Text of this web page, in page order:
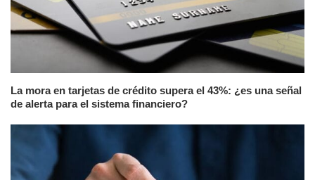
La mora en tarjetas de crédito supera el 43%: ¿es una señal
de alerta para el sistema financiero?